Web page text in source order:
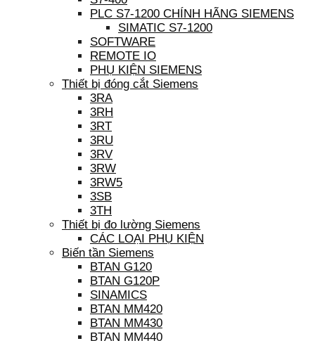
PLC S7-1200 CHÍNH HÃNG SIEMENS
SIMATIC S7-1200
SOFTWARE
REMOTE IO
PHỤ KIỆN SIEMENS
Thiết bị đóng cắt Siemens
3RA
3RH
3RT
3RU
3RV
3RW
3RW5
3SB
3TH
Thiết bị đo lường Siemens
CÁC LOẠI PHỤ KIỆN
Biến tần Siemens
BTAN G120
BTAN G120P
SINAMICS
BTAN MM420
BTAN MM430
BTAN MM440